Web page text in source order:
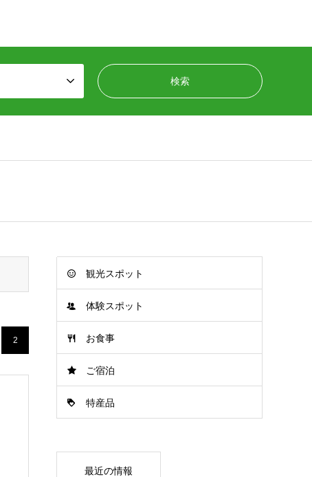
2
観光スポット
体験スポット
お食事
ご宿泊
特産品
最近の情報